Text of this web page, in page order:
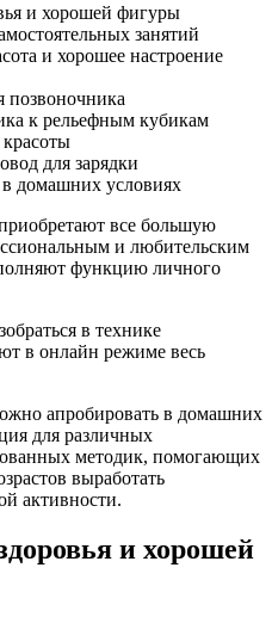
и хорошей фигуры
занятий
и хорошее настроение
позвоночника
к рельефным кубикам
для зарядки
домашних условиях
все большую
и любительским
функцию личного
в технике
в онлайн режиме весь
апробировать в домашних
для различных
методик, помогающих
выработать
активности.
и хорошей